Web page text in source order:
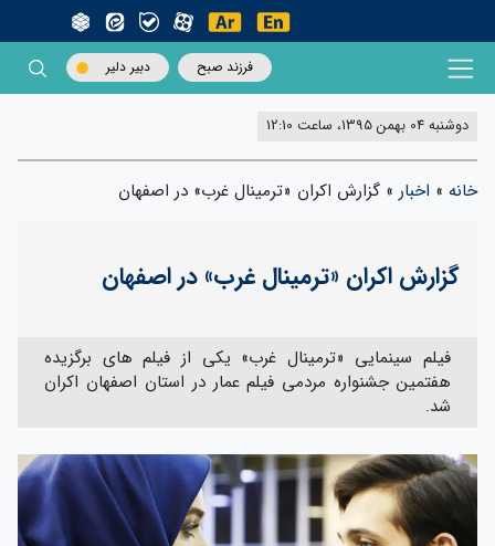
فرزند صبح دبیر دلیر
دوشنبه 04 بهمن 1395، ساعت 12:10
خانه » اخبار » گزارش اکران «ترمینال غرب» در اصفهان
گزارش اکران «ترمینال غرب» در اصفهان
فیلم سینمایی «ترمینال غرب» یکی از فیلم های برگزیده
هفتمین جشنواره مردمی فیلم عمار در استان اصفهان اکران
شد.